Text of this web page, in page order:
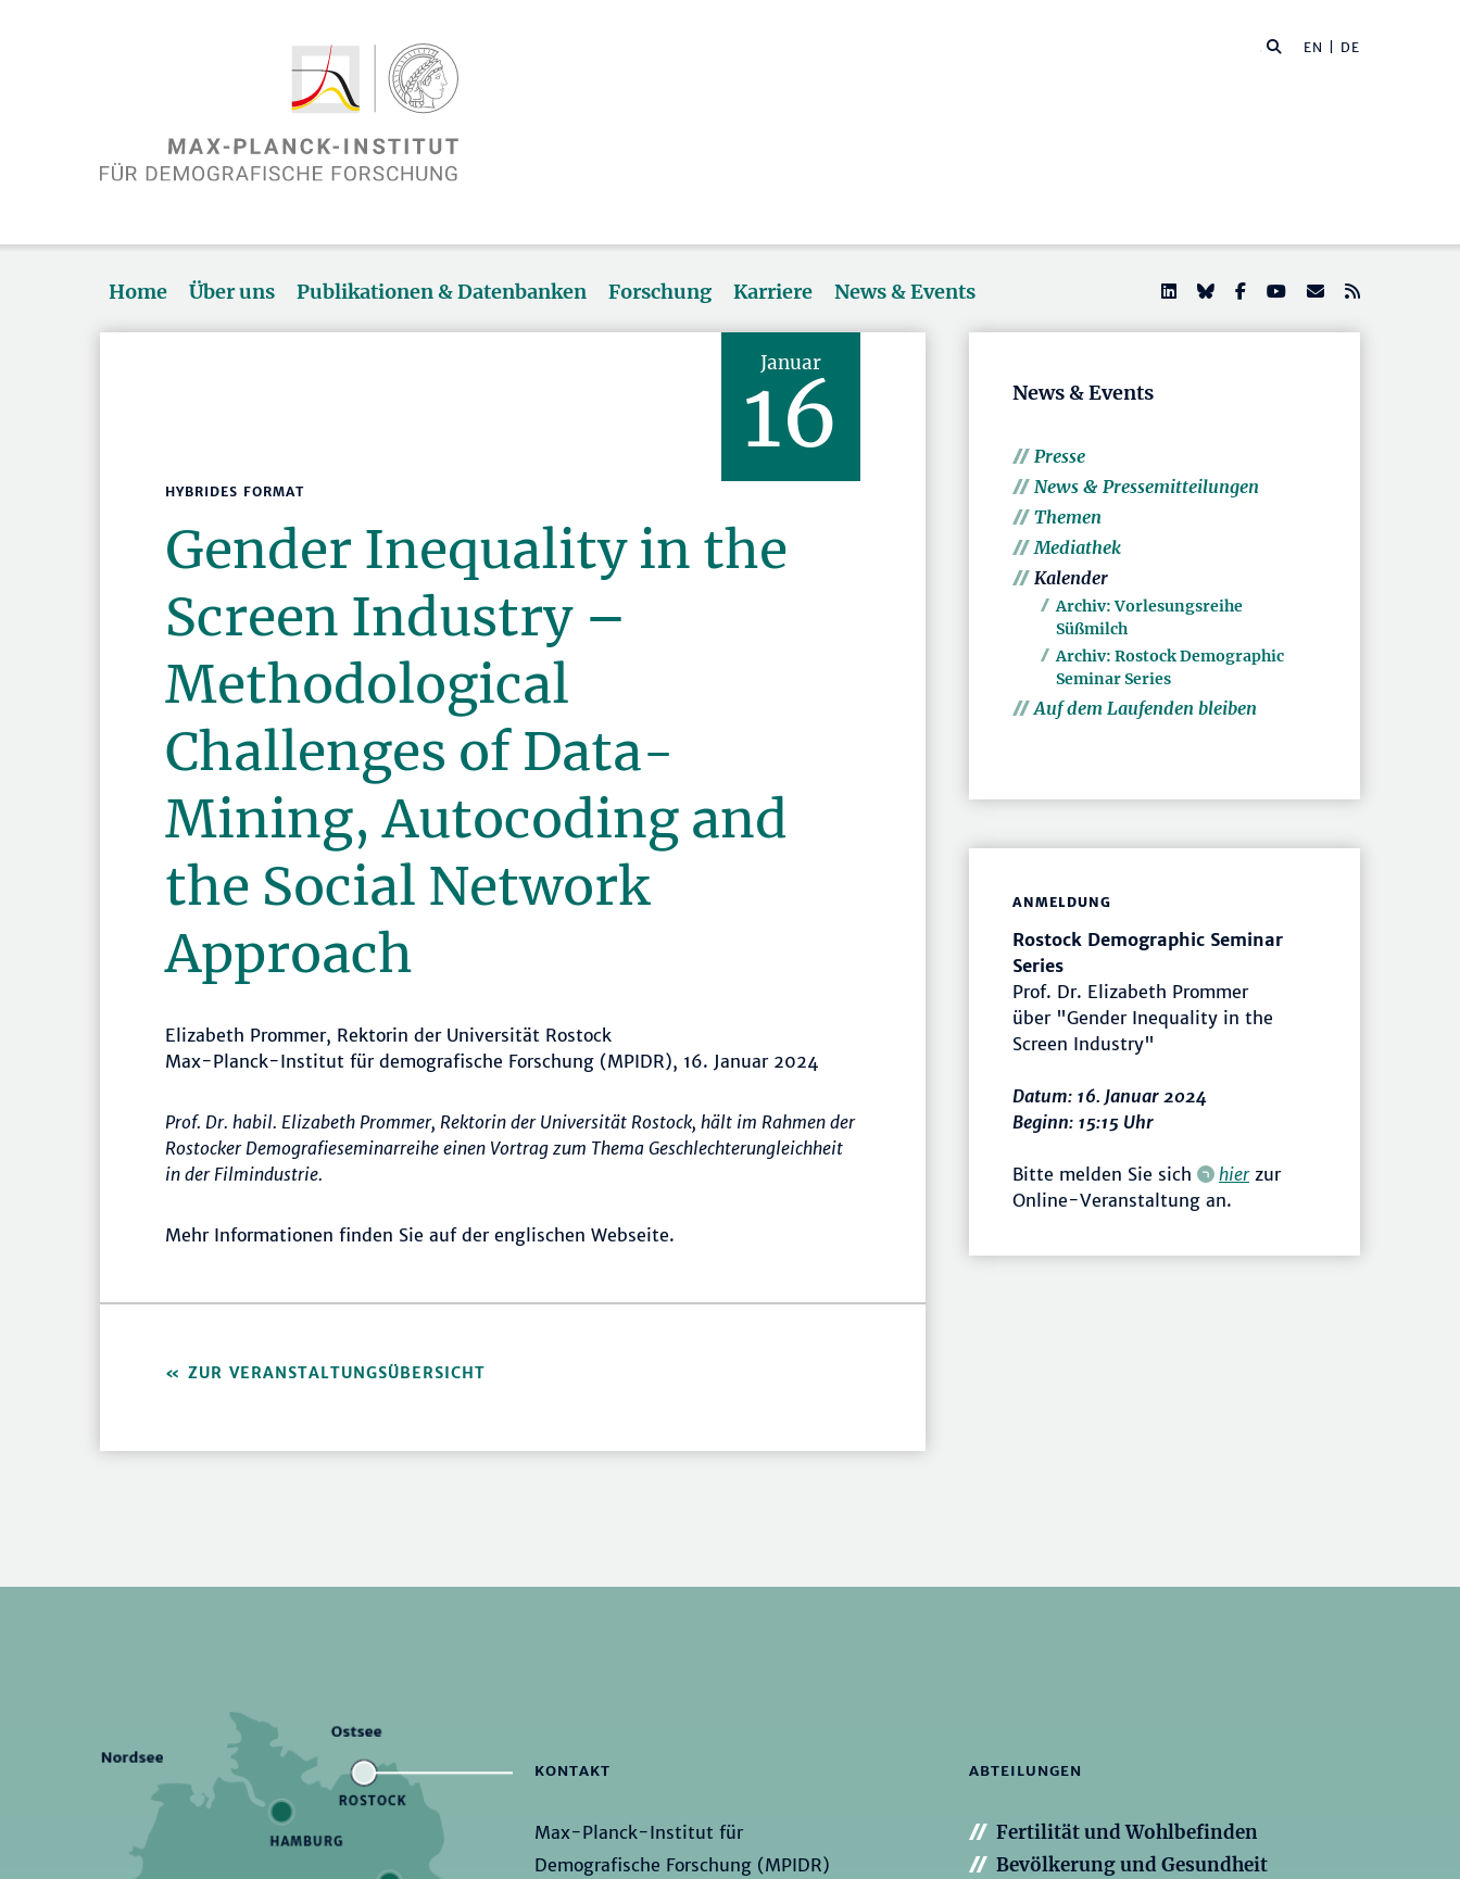
EN | DE
Home Über uns Publikationen & Datenbanken Forschung Karriere News & Events
Januar
16
HYBRIDES FORMAT
Gender Inequality in the
Screen Industry –
Methodological
Challenges of Data-
Mining, Autocoding and
the Social Network
Approach
Elizabeth Prommer, Rektorin der Universität Rostock
Max-Planck-Institut für demografische Forschung (MPIDR), 16. Januar 2024
Prof. Dr. habil. Elizabeth Prommer, Rektorin der Universität Rostock, hält im Rahmen der
Rostocker Demografieseminarreihe einen Vortrag zum Thema Geschlechterungleichheit
in der Filmindustrie.
Mehr Informationen finden Sie auf der englischen Webseite.
ZUR VERANSTALTUNGSÜBERSICHT
News & Events
Presse
News & Pressemitteilungen
Themen
Mediathek
Kalender
Archiv: Vorlesungsreihe
Süßmilch
Archiv: Rostock Demographic
Seminar Series
Auf dem Laufenden bleiben
ANMELDUNG
Rostock Demographic Seminar
Series
Prof. Dr. Elizabeth Prommer
über "Gender Inequality in the
Screen Industry"
Datum: 16. Januar 2024
Beginn: 15:15 Uhr
Bitte melden Sie sich hierzur
Online-Veranstaltung an.
KONTAKT
Max-Planck-Institut für
Demografische Forschung (MPIDR)
ABTEILUNGEN
Fertilität und Wohlbefinden
Bevölkerung und Gesundheit